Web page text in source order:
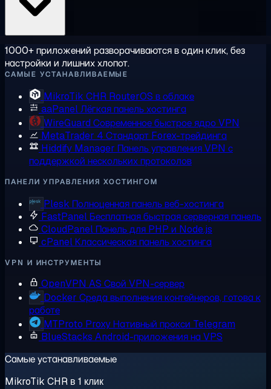
1000+ приложений разворачиваются в один клик, без
настройки и лишних хлопот.
САМЫЕ УСТАНАВЛИВАЕМЫЕ
MikroTik CHR RouterOS в облаке
aaPanelЛёгкая панель хостинга
WireGuard Современное быстрое ядро VPN
MetaTrader 4 Стандарт Forex-трейдинга
Hiddify Manager Панель управления VPN с
поддержкой нескольких протоколов
ПАНЕЛИ УПРАВЛЕНИЯ ХОСТИНГОМ
Plesk Полноценная панель веб-хостинга
FastPanelБесплатная быстрая серверная панель
CloudPanel Панель для PHP и Node.js
cPanelКлассическая панель хостинга
VPN И ИНСТРУМЕНТЫ
OpenVPN AS Свой VPN-сервер
Docker Среда выполнения контейнеров, готова к
работе
MTProto ProxyНативный прокси Telegram
BlueStacks Android-приложения на VPS
Самые устанавливаемые
MikroTik CHR в 1 клик